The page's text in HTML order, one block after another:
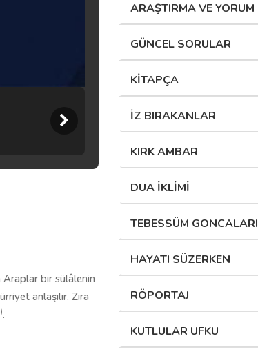
bir sülâlenin
anlaşılır. Zira
.
ARAŞTIRMA VE YORUM
GÜNCEL SORULAR
KİTAPÇA
İZ BIRAKANLAR
KIRK AMBAR
DUA İKLİMİ
TEBESSÜM GONCALARI
HAYATI SÜZERKEN
RÖPORTAJ
KUTLULAR UFKU